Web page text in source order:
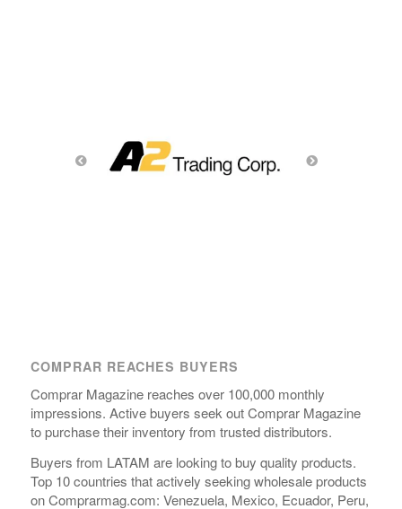
COMPRAR REACHES BUYERS
Comprar Magazine reaches over 100,000 monthly
impressions. Active buyers seek out Comprar Magazine
to purchase their inventory from trusted distributors.
Buyers from LATAM are looking to buy quality products.
Top 10 countries that actively seeking wholesale products
on Comprarmag.com: Venezuela, Mexico, Ecuador, Peru,